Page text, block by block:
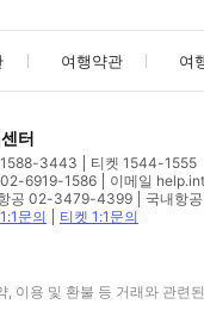
여행약관 여
터
1588-3443
티켓 1544-1555
6919-1586
이메일
공 02-3479-4399
국내항
문의
티켓 1:1문의
이용 및 환불 등 거래와 관련